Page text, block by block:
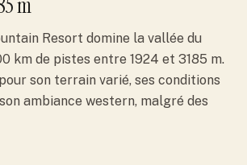
m
Resort domine la vallée du
km de pistes entre 1924 et 3185 m.
son terrain varié, ses conditions
ambiance western, malgré des